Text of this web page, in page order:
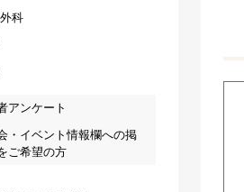
科
アンケート
・イベント情報欄への掲
ご希望の方